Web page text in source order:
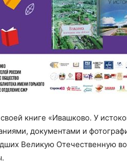
книге «Ивашково. У
документами и
Великую Отечественную